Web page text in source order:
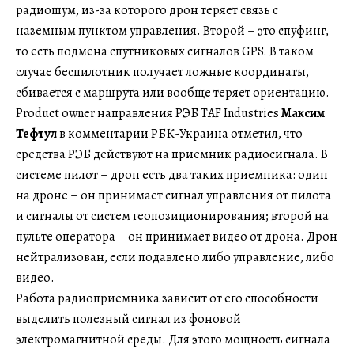
радиошум, из-за которого дрон теряет связь с
наземным пунктом управления. Второй – это спуфинг,
то есть подмена спутниковых сигналов GPS. В таком
случае беспилотник получает ложные координаты,
сбивается с маршрута или вообще теряет ориентацию.
Product owner направления РЭБ TAF IndustriesМаксим
Тефтулв комментарии РБК-Украина отметил, что
средства РЭБ действуют на приемник радиосигнала. В
системе пилот – дрон есть два таких приемника: один
на дроне – он принимает сигнал управления от пилота
и сигналы от систем геопозиционирования; второй на
пульте оператора – он принимает видео от дрона. Дрон
нейтрализован, если подавлено либо управление, либо
видео.
Работа радиоприемника зависит от его способности
выделить полезный сигнал из фоновой
электромагнитной среды. Для этого мощность сигнала